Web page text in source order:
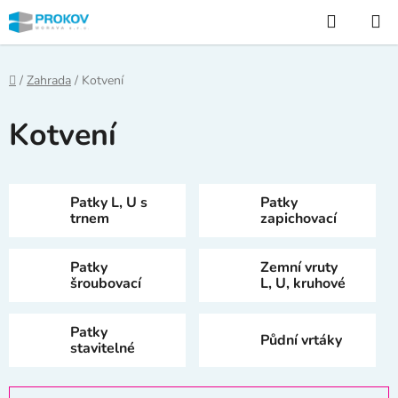
Přejít
na
obsah
Hledat
Domů
/ Zahrada / Kotvení
Kotvení
Patky L, U s
trnem
Patky
zapichovací
Patky
šroubovací
Zemní vruty
L, U, kruhové
Patky
stavitelné
Půdní vrtáky